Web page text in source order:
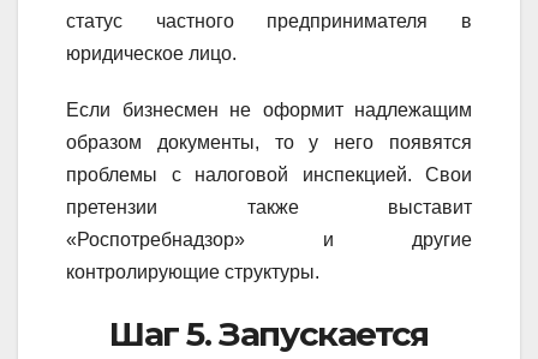
статус частного предпринимателя в
юридическое лицо.
Если бизнесмен не оформит надлежащим
образом документы, то у него появятся
проблемы с налоговой инспекцией. Свои
претензии также выставит
«Роспотребнадзор» и другие
контролирующие структуры.
Шаг 5. Запускается